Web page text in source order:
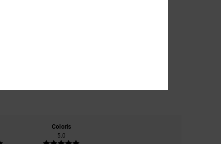
Coloris
5.0